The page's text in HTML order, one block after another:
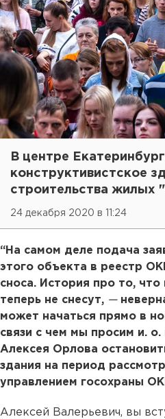
В центре
конструктивистское
строительства жилых
24 декабря 2020 в 11:24
“На самом деле подача
этого объекта в реестр
сноса. История про то,
теперь не снесут, —
может начаться прямо в
связи с чем мы просим и. о.
Алексея Орлова
здания на период
управлением госохраны
Алексей Валерьевич, вы